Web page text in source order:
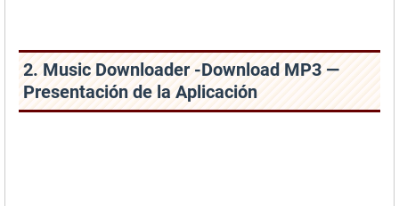
2. Music Downloader -Download MP3 —
Presentación de la Aplicación